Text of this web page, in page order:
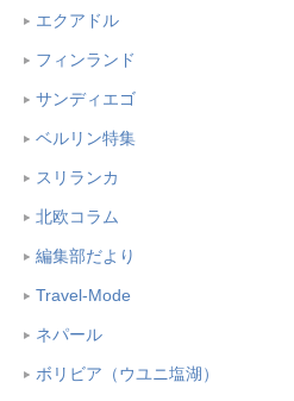
エクアドル
フィンランド
サンディエゴ
ベルリン特集
スリランカ
北欧コラム
編集部だより
Travel-Mode
ネパール
ボリビア（ウユニ塩湖）